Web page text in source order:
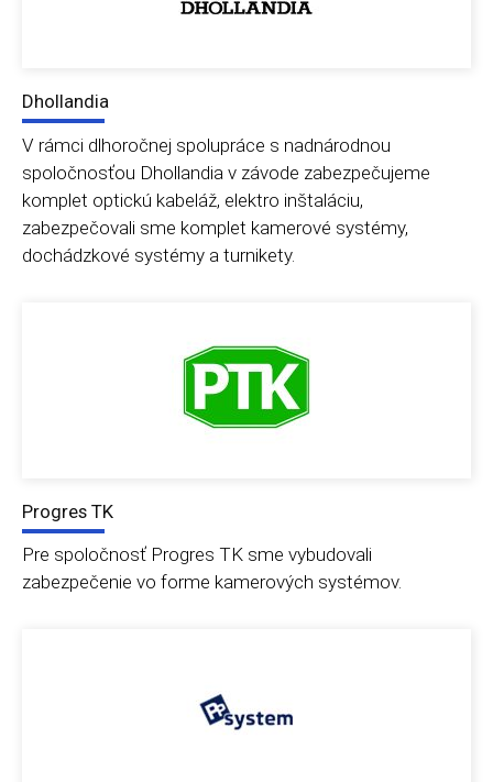
Dhollandia
V rámci dlhoročnej spolupráce s nadnárodnou
spoločnosťou Dhollandia v závode zabezpečujeme
komplet optickú kabeláž, elektro inštaláciu,
zabezpečovali sme komplet kamerové systémy,
dochádzkové systémy a turnikety.
Progres TK
Pre spoločnosť Progres TK sme vybudovali
zabezpečenie vo forme kamerových systémov.